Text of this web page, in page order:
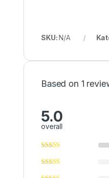
SKU:N/A
Based on 1
5.0
overall